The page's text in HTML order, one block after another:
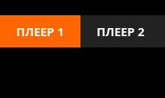
ПЛЕЕР 1 ПЛЕЕР 2